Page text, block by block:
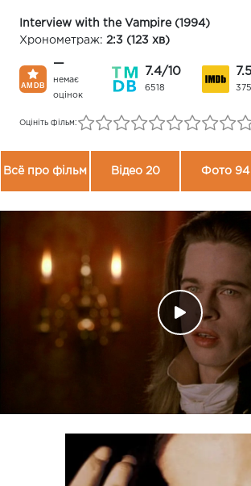
Interview with the Vampire (1994)
Хронометраж: 2:3 (123 хв)
—
немає
оцінок
7.4/10
6518
Оцініть фільм:
Всё про фільм Відео 20 Фото 94